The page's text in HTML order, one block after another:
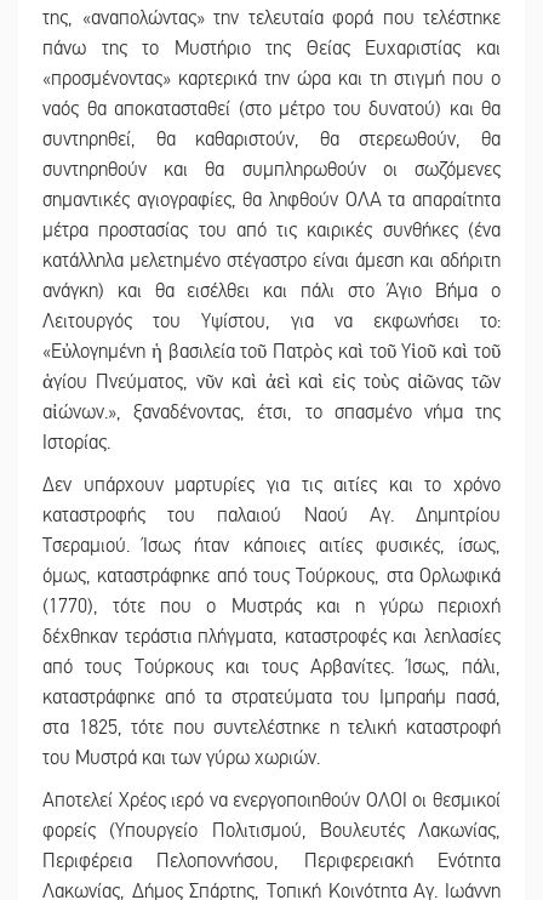
της, «αναπολώντας» την τελευταία φορά που τελέστηκε
πάνω της το Μυστήριο της Θείας Ευχαριστίας και
«προσμένοντας» καρτερικά την ώρα και τη στιγμή που ο
ναός θα αποκατασταθεί (στο μέτρο του δυνατού) και θα
συντηρηθεί, θα καθαριστούν, θα στερεωθούν, θα
συντηρηθούν και θα συμπληρωθούν οι σωζόμενες
σημαντικές αγιογραφίες, θα ληφθούν ΟΛΑ τα απαραίτητα
μέτρα προστασίας του από τις καιρικές συνθήκες (ένα
κατάλληλα μελετημένο στέγαστρο είναι άμεση και αδήριτη
ανάγκη) και θα εισέλθει και πάλι στο Άγιο Βήμα ο
Λειτουργός του Υψίστου, για να εκφωνήσει το:
«Εὐλογημένη ἡ βασιλεία τοῦ Πατρὸς καὶ τοῦ Υἱοῦ καὶ τοῦ
ἁγίου Πνεύματος, νῦν καὶ ἀεὶ καὶ εἰς τοὺς αἰῶνας τῶν
αἰώνων.», ξαναδένοντας, έτσι, το σπασμένο νήμα της
Ιστορίας.
Δεν υπάρχουν μαρτυρίες για τις αιτίες και το χρόνο
καταστροφής του παλαιού Ναού Αγ. Δημητρίου
Τσεραμιού. Ίσως ήταν κάποιες αιτίες φυσικές, ίσως,
όμως, καταστράφηκε από τους Τούρκους, στα Ορλωφικά
(1770), τότε που ο Μυστράς και η γύρω περιοχή
δέχθηκαν τεράστια πλήγματα, καταστροφές και λεηλασίες
από τους Τούρκους και τους Αρβανίτες. Ίσως, πάλι,
καταστράφηκε από τα στρατεύματα του Ιμπραήμ πασά,
στα 1825, τότε που συντελέστηκε η τελική καταστροφή
του Μυστρά και των γύρω χωριών.
Αποτελεί Χρέος ιερό να ενεργοποιηθούν ΟΛΟΙ οι θεσμικοί
φορείς (Υπουργείο Πολιτισμού, Βουλευτές Λακωνίας,
Περιφέρεια Πελοποννήσου, Περιφερειακή Ενότητα
Λακωνίας, Δήμος Σπάρτης, Τοπική Κοινότητα Αγ. Ιωάννη